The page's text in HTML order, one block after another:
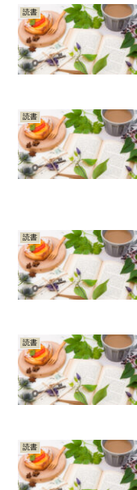
読書
読書
読書
読書
読書